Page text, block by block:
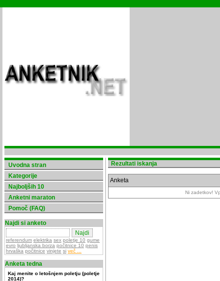
Uvodna stran
Kategorije
Najboljših 10
Anketni maraton
Pomoč (FAQ)
Najdi si anketo
referendum elektrika sex poletje 10 gume
evro ljubljanska borza počitnice 10 penis
hrvaška počitnice vinjete si več ...
Anketa tedna
Kaj menite o letošnjem poletju (poletje
2014)?
Rezultati iskanja
Anketa
Ni zadetkov!